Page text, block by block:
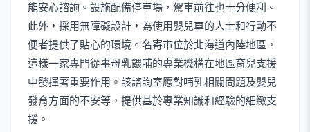
能安心諮詢。設施配備停車場，駕車前往也十分便利。
此外，採用無障礙設計，為使用嬰兒車的人士和行動不
便者提供了貼心的環境。名寄市位於北海道內陸地區，
這樣一家專門從事母乳餵哺的專業機構在地區育兒支援
中發揮著重要作用。該諮詢室應對哺乳相關問題及嬰兒
發育方面的不安等，提供基於專業知識和經驗的細緻支
援。